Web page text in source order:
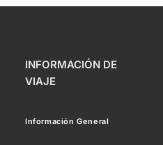
INFORMACIÓN DE
VIAJE
Información General